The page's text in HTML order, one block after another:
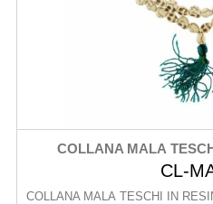
COLLANA MALA
CL-
COLLANA MALA TESCHI IN